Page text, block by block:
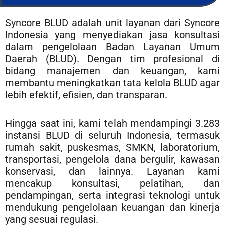
Syncore BLUD adalah unit layanan dari Syncore
Indonesia yang menyediakan jasa konsultasi
dalam pengelolaan Badan Layanan Umum
Daerah (BLUD). Dengan tim profesional di
bidang manajemen dan keuangan, kami
membantu meningkatkan tata kelola BLUD agar
lebih efektif, efisien, dan transparan.
Hingga saat ini, kami telah mendampingi 3.283
instansi BLUD di seluruh Indonesia, termasuk
rumah sakit, puskesmas, SMKN, laboratorium,
transportasi, pengelola dana bergulir, kawasan
konservasi, dan lainnya. Layanan kami
mencakup konsultasi, pelatihan, dan
pendampingan, serta integrasi teknologi untuk
mendukung pengelolaan keuangan dan kinerja
yang sesuai regulasi.